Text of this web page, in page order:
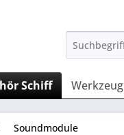
Schiff Werkzeug
Soundmodule